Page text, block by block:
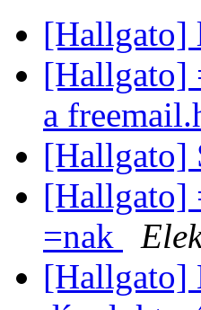
[Hallgato]
[Hallgato]
a
[Hallgato]
[Hallgato]
=nak
[Hallgato]